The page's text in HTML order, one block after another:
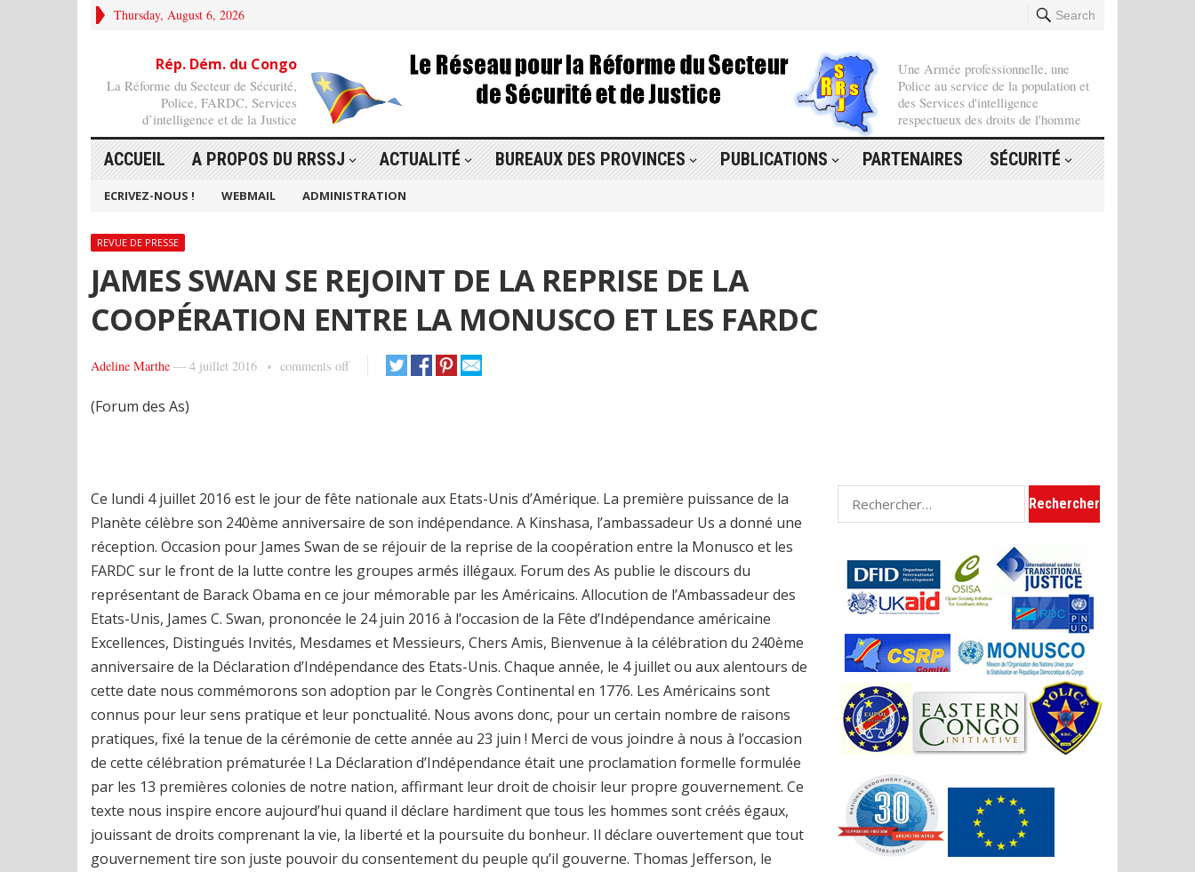
Thursday, August 6, 2026 Search
Rép. Dém. du Congo
La Réforme du Secteur de Sécurité,
Police, FARDC, Services
d’intelligence et de la Justice
Une Armée professionnelle, une
Police au service de la population et
des Services d'intelligence
respectueux des droits de l'homme
ACCUEIL A PROPOS DU RRSSJ ACTUALITÉ BUREAUX DES PROVINCES PUBLICATIONS PARTENAIRES SÉCURITÉ
ECRIVEZ-NOUS ! WEBMAIL ADMINISTRATION
REVUE DE PRESSE
JAMES SWAN SE REJOINT DE LA REPRISE DE LA
COOPÉRATION ENTRE LA MONUSCO ET LES FARDC
Adeline Marthe — 4 juillet 2016 comments off
(Forum des As)
Ce lundi 4 juillet 2016 est le jour de fête nationale aux Etats-Unis d’Amérique. La première puissance de la
Planète célèbre son 240ème anniversaire de son indépendance. A Kinshasa, l’ambassadeur Us a donné une
réception. Occasion pour James Swan de se réjouir de la reprise de la coopération entre la Monusco et les
FARDC sur le front de la lutte contre les groupes armés illégaux. Forum des As publie le discours du
représentant de Barack Obama en ce jour mémorable par les Américains. Allocution de l’Ambassadeur des
Etats-Unis, James C. Swan, prononcée le 24 juin 2016 à l’occasion de la Fête d’Indépendance américaine
Excellences, Distingués Invités, Mesdames et Messieurs, Chers Amis, Bienvenue à la célébration du 240ème
anniversaire de la Déclaration d’Indépendance des Etats-Unis. Chaque année, le 4 juillet ou aux alentours de
cette date nous commémorons son adoption par le Congrès Continental en 1776. Les Américains sont
connus pour leur sens pratique et leur ponctualité. Nous avons donc, pour un certain nombre de raisons
pratiques, fixé la tenue de la cérémonie de cette année au 23 juin ! Merci de vous joindre à nous à l’occasion
de cette célébration prématurée ! La Déclaration d’Indépendance était une proclamation formelle formulée
par les 13 premières colonies de notre nation, affirmant leur droit de choisir leur propre gouvernement. Ce
texte nous inspire encore aujourd’hui quand il déclare hardiment que tous les hommes sont créés égaux,
jouissant de droits comprenant la vie, la liberté et la poursuite du bonheur. Il déclare ouvertement que tout
gouvernement tire son juste pouvoir du consentement du peuple qu’il gouverne. Thomas Jefferson, le
Rechercher :